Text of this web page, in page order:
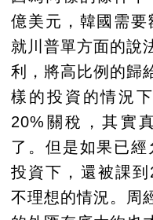
億美元，韓國需
就川普單方面的說
利，將高比例的歸
樣的投資的情況
20%關稅，其實
了。但是如果已
投資下，還被課
不理想的情況。周